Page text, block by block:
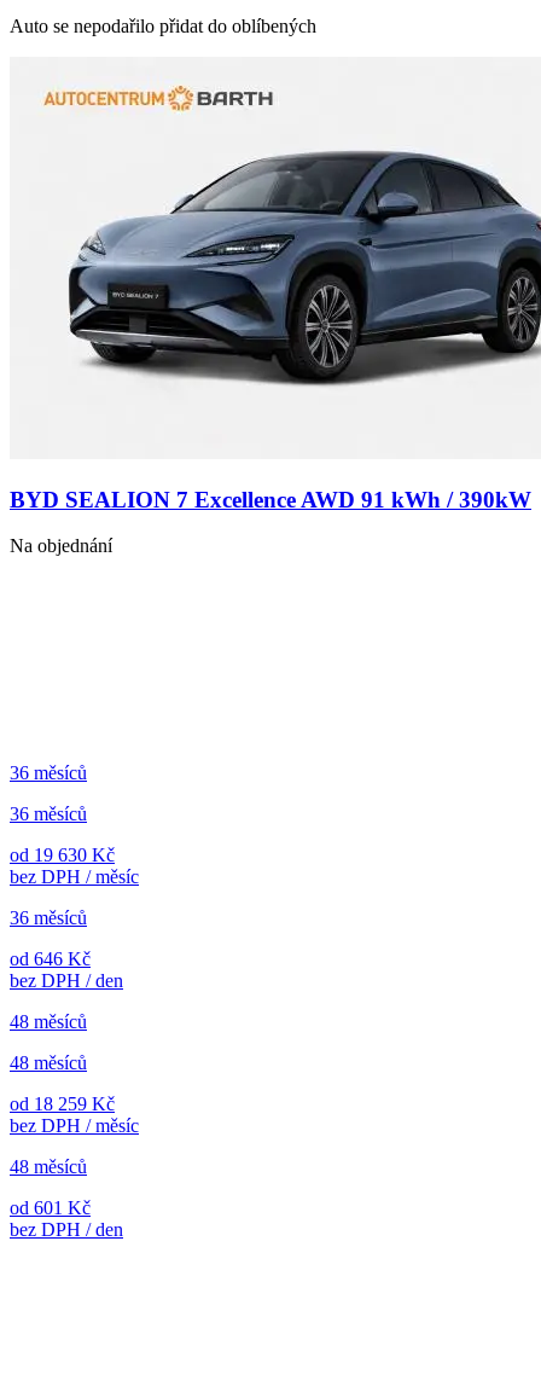
Auto se nepodařilo přidat do oblíbených
BYD SEALION 7 Excellence AWD 91 kWh / 390kW
Na objednání
36 měsíců
36 měsíců
od 19 630 Kč
bez DPH / měsíc
36 měsíců
od 646 Kč
bez DPH / den
48 měsíců
48 měsíců
od 18 259 Kč
bez DPH / měsíc
48 měsíců
od 601 Kč
bez DPH / den